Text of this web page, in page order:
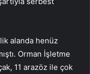
alanda henüz
Orman İşletme
11 arazöz ile çok